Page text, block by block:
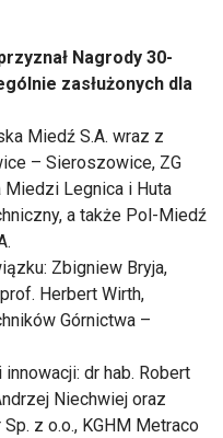
Nagrody 30-
zasłużonych dla
Miedź S.A. wraz z
– Sieroszowice, ZG
Miedzi Legnica i Huta
a także Pol-Miedź
Zbigniew Bryja,
Herbert Wirth,
Górnictwa –
dr hab. Robert
Niechwiej oraz
z o.o., KGHM Metraco